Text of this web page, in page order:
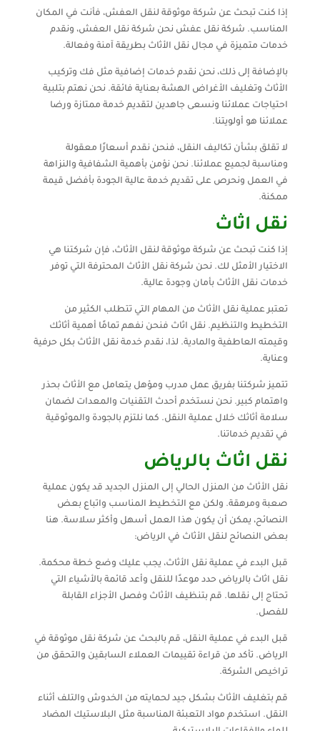
إذا كنت تبحث عن شركة موثوقة لنقل العفش، فأنت في المكان
المناسب. شركة نقل عفش نحن شركة نقل العفش، ونقدم
خدمات متميزة في مجال نقل الأثاث بطريقة آمنة وفعالة.
بالإضافة إلى ذلك، نحن نقدم خدمات إضافية مثل فك وتركيب
الأثاث وتغليف الأغراض الهشة بعناية فائقة. نحن نهتم بتلبية
احتياجات عملائنا ونسعى جاهدين لتقديم خدمة ممتازة ورضا
عملائنا هو أولويتنا.
لا تقلق بشأن تكاليف النقل، فنحن نقدم أسعارًا معقولة
ومناسبة لجميع عملائنا. نحن نؤمن بأهمية الشفافية والنزاهة
في العمل ونحرص على تقديم خدمة عالية الجودة بأفضل قيمة
ممكنة.
نقل اثاث
إذا كنت تبحث عن شركة موثوقة لنقل الأثاث، فإن شركتنا هي
الاختيار الأمثل لك. نحن شركة نقل الأثاث المحترفة التي توفر
خدمات نقل الأثاث بأمان وجودة عالية.
تعتبر عملية نقل الأثاث من المهام التي تتطلب الكثير من
التخطيط والتنظيم. نقل اثاث فنحن نفهم تمامًا أهمية أثاثك
وقيمته العاطفية والمادية. لذا، نقدم خدمة نقل الأثاث بكل حرفية
وعناية.
تتميز شركتنا بفريق عمل مدرب ومؤهل يتعامل مع الأثاث بحذر
واهتمام كبير. نحن نستخدم أحدث التقنيات والمعدات لضمان
سلامة أثاثك خلال عملية النقل. كما نلتزم بالجودة والموثوقية
في تقديم خدماتنا.
نقل اثاث بالرياض
نقل الأثاث من المنزل الحالي إلى المنزل الجديد قد يكون عملية
صعبة ومرهقة. ولكن مع التخطيط المناسب واتباع بعض
النصائح، يمكن أن يكون هذا العمل أسهل وأكثر سلاسة. هنا
بعض النصائح لنقل الأثاث في الرياض:
قبل البدء في عملية نقل الأثاث، يجب عليك وضع خطة محكمة.
نقل اثاث بالرياض حدد موعدًا للنقل وأعد قائمة بالأشياء التي
تحتاج إلى نقلها. قم بتنظيف الأثاث وفصل الأجزاء القابلة
للفصل.
قبل البدء في عملية النقل، قم بالبحث عن شركة نقل موثوقة في
الرياض. تأكد من قراءة تقييمات العملاء السابقين والتحقق من
تراخيص الشركة.
قم بتغليف الأثاث بشكل جيد لحمايته من الخدوش والتلف أثناء
النقل. استخدم مواد التعبئة المناسبة مثل البلاستيك المضاد